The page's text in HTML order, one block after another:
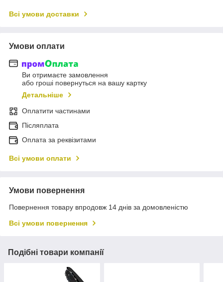
Всі умови доставки
Умови оплати
Ви отримаєте замовлення
або гроші повернуться на вашу картку
Детальніше
Оплатити частинами
Післяплата
Оплата за реквізитами
Всі умови оплати
Умови повернення
Повернення товару впродовж 14 днів за домовленістю
Всі умови повернення
Подібні товари компанії